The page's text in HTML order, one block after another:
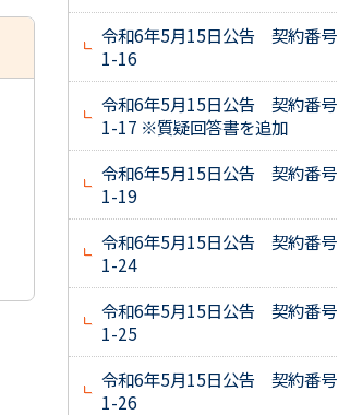
令和6年5月15日公告 契約番号
1-16
令和6年5月15日公告 契約番号
1-17 ※質疑回答書を追加
令和6年5月15日公告 契約番号
1-19
令和6年5月15日公告 契約番号
1-24
令和6年5月15日公告 契約番号
1-25
令和6年5月15日公告 契約番号
1-26